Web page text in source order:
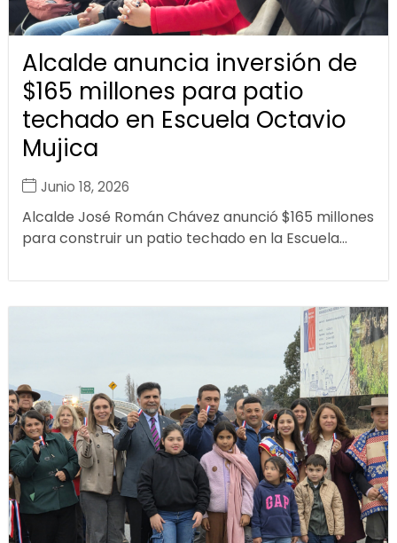
Alcalde anuncia inversión de
$165 millones para patio
techado en Escuela Octavio
Mujica
Junio 18, 2026
Alcalde José Román Chávez anunció $165 millones
para construir un patio techado en la Escuela...